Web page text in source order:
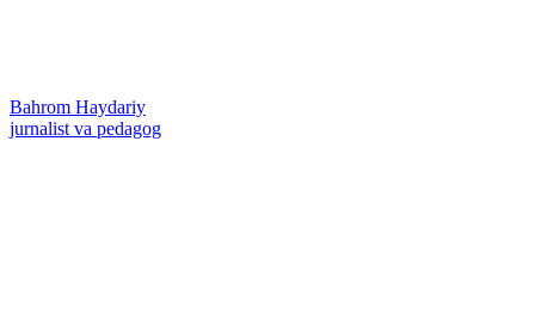
Bahrom Haydariy
jurnalist va pedagog